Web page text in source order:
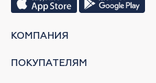
КОМПАНИЯ
ПОКУПАТЕЛЯМ